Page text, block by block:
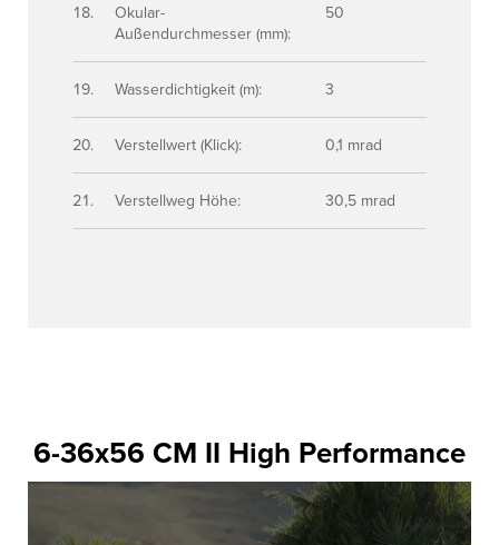
Okular-
Außendurchmesser (mm):
50
Wasserdichtigkeit (m): 3
Verstellwert (Klick): 0,1 mrad
Verstellweg Höhe: 30,5 mrad
6-36x56 CM II High Performance